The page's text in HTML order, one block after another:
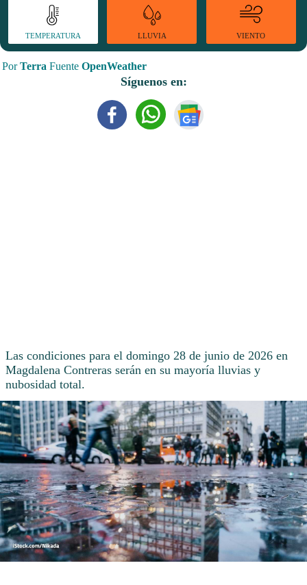
TEMPERATURA LLUVIA VIENTO
PorTerra Fuente OpenWeather
Síguenos en:
Las condiciones para el domingo 28 de junio de 2026 en
Magdalena Contreras serán en su mayoría lluvias y
nubosidad total.